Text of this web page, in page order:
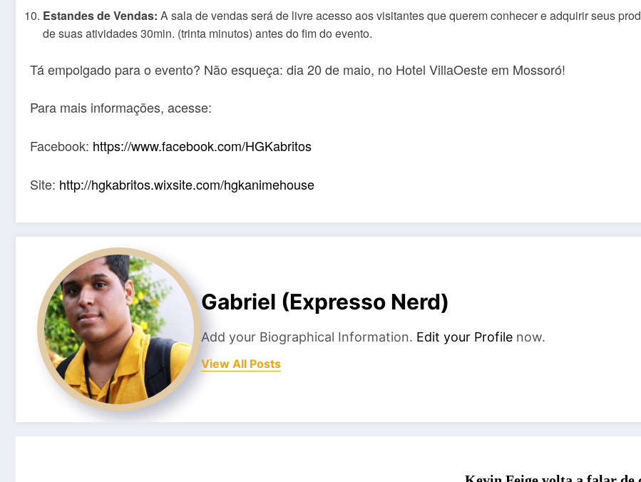
Estandes de Vendas: A sala de vendas será de livre acesso aos visitantes que querem conhecer e adquirir seus
de suas atividades 30min. (trinta minutos) antes do fim do evento.
Tá empolgado para o evento? Não esqueça: dia 20 de maio, no Hotel VillaOeste em Mossoró!
Para mais informações, acesse:
Facebook: https://www.facebook.com/HGKabritos
Site: http://hgkabritos.wixsite.com/hgkanimehouse
Gabriel (Expresso Nerd)
Add your Biographical Information. Edit your Profile now.
View All Posts